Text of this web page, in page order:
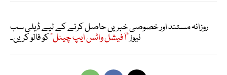
روزانہ مستند اور خصوصی خبریں حاصل کرنے کے لیے ڈیلی سب
نیوز"آفیشل واٹس ایپ چینل"کو فالو کریں۔